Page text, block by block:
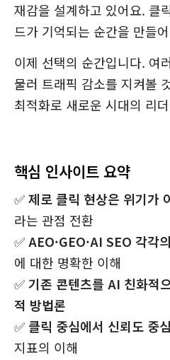
재감을 설계하고 있어요. 클
드가 기억되는 순간을 만들
이제 선택의 순간입니다. 여
물러 트래픽 감소를 지켜볼
최적화로 새로운 시대의 리
핵심 인사이트 요약
✅제로 클릭 현상은 위기가
라는 관점 전환
✅AEO·GEO·AI SEO 각각
에 대한 명확한 이해
✅기존 콘텐츠를 AI 친화적
적 방법론
✅ 클릭 중심에서 신뢰도 중
지표의 이해